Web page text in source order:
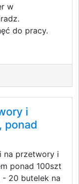
w
do pracy.
i
ponad
na przetwory i
ponad 100szt
- 20 butelek na